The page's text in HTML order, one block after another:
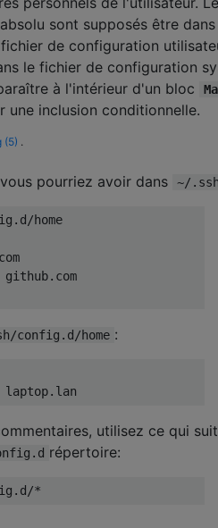
sont supposés être
fichier de configuration
le fichier de configuration
à l'intérieur d'un bloc
une inclusion conditionnelle.
(5) .
pourriez avoir dans ~/
home
github.com
config.d/home :
utilisez ce qui
répertoire: